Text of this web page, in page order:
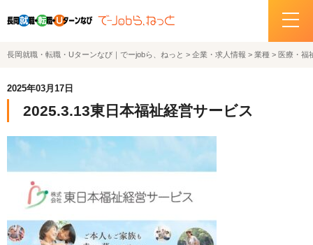
ホーム
企業・求人情報
サポートデスクの紹介
お問い合わせ
長岡就職・転職・Uターンなび｜でーjobら、ねっと > 企業・求人情報 > 業種 > 医療・福
2025年03月17日
2025.3.13東日本福祉経営サービス